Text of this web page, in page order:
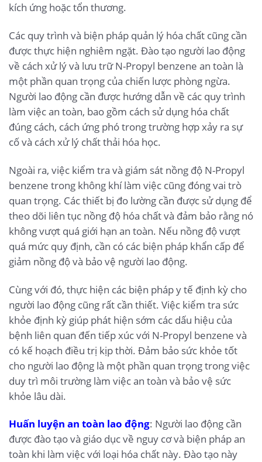
kích ứng hoặc tổn thương.
Các quy trình và biện pháp quản lý hóa chất cũng cần
được thực hiện nghiêm ngặt. Đào tạo người lao động
về cách xử lý và lưu trữ N-Propyl benzene an toàn là
một phần quan trọng của chiến lược phòng ngừa.
Người lao động cần được hướng dẫn về các quy trình
làm việc an toàn, bao gồm cách sử dụng hóa chất
đúng cách, cách ứng phó trong trường hợp xảy ra sự
cố và cách xử lý chất thải hóa học.
Ngoài ra, việc kiểm tra và giám sát nồng độ N-Propyl
benzene trong không khí làm việc cũng đóng vai trò
quan trọng. Các thiết bị đo lường cần được sử dụng để
theo dõi liên tục nồng độ hóa chất và đảm bảo rằng nó
không vượt quá giới hạn an toàn. Nếu nồng độ vượt
quá mức quy định, cần có các biện pháp khẩn cấp để
giảm nồng độ và bảo vệ người lao động.
Cùng với đó, thực hiện các biện pháp y tế định kỳ cho
người lao động cũng rất cần thiết. Việc kiểm tra sức
khỏe định kỳ giúp phát hiện sớm các dấu hiệu của
bệnh liên quan đến tiếp xúc với N-Propyl benzene và
có kế hoạch điều trị kịp thời. Đảm bảo sức khỏe tốt
cho người lao động là một phần quan trọng trong việc
duy trì môi trường làm việc an toàn và bảo vệ sức
khỏe lâu dài.
Huấn luyện an toàn lao động: Người lao động cần
được đào tạo và giáo dục về nguy cơ và biện pháp an
toàn khi làm việc với loại hóa chất này. Đào tạo này